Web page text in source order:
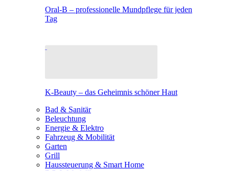
Oral-B – professionelle Mundpflege für jeden
Tag
K-Beauty – das Geheimnis schöner Haut
Bad & Sanitär
Beleuchtung
Energie & Elektro
Fahrzeug & Mobilität
Garten
Grill
Haussteuerung & Smart Home